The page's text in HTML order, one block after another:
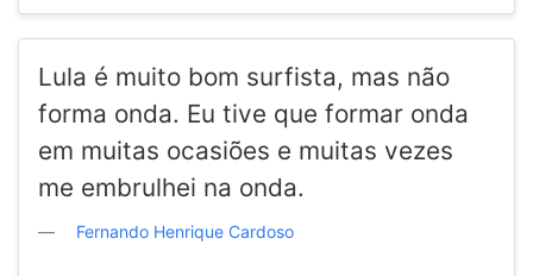
Lula é muito bom surfista, mas não
forma onda. Eu tive que formar onda
em muitas ocasiões e muitas vezes
me embrulhei na onda.
Fernando Henrique Cardoso